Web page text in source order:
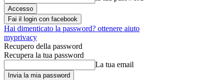
Fai il login con facebook
Hai dimenticato la password? ottenere aiuto
myprivacy
Recupero della password
Recupera la tua password
La tua email